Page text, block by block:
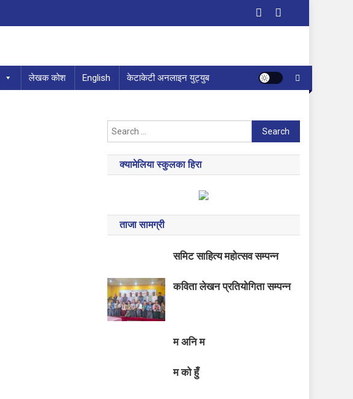
लेखक कोश English केटाकेटी अनलाइन युट्युब
Search
for:
क्यामेलिया स्कुलका हिरा
ताजा सामग्री
समिट साहित्य महोत्सव सम्पन्न
कविता लेखन प्रतियोगिता सम्पन्न
म अनि म
म को हुँ